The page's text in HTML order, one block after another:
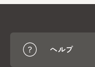
ヘルプ